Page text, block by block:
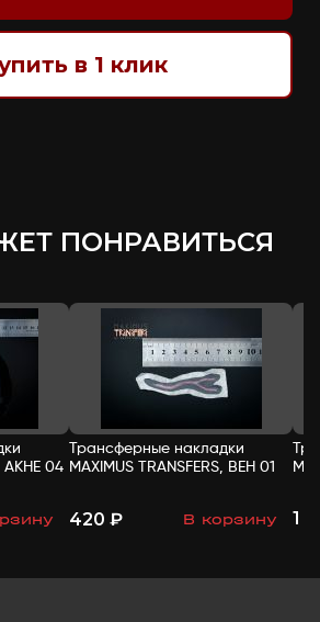
в 1 клик
ПОНРАВИТЬСЯ
АКНЕ 04
+
Трансферные накладки
MAXIMUS TRANSFERS, ВЕН 01
420 ₽ В корзину
- + 1